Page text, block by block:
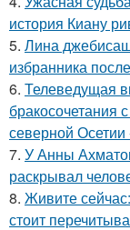
история Киану
5. Лина
избранника
6. Телеведущая
бракосочетания
северной
7. У Анны
раскрывал
8. Живите
стоит